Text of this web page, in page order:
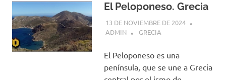
El Peloponeso. Grecia
13 DE NOVIEMBRE DE 2024
ADMIN
GRECIA
El Peloponeso es una
península, que se une a Grecia